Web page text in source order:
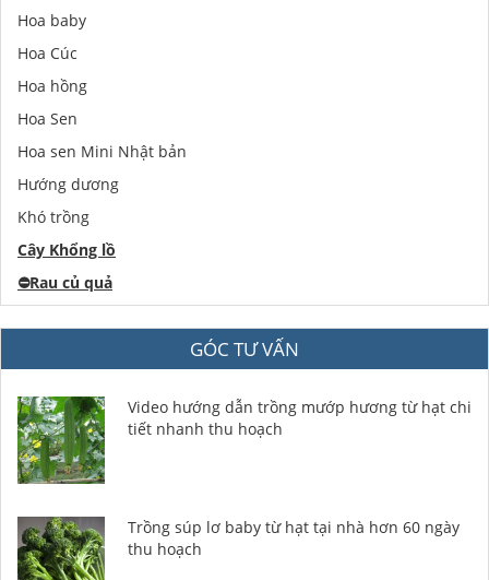
Hoa baby
Hoa Cúc
Hoa hồng
Hoa Sen
Hoa sen Mini Nhật bản
Hướng dương
Khó trồng
Cây Khổng lồ
⛔️Rau củ quả
GÓC TƯ VẤN
Video hướng dẫn trồng mướp hương từ hạt chi
tiết nhanh thu hoạch
Trồng súp lơ baby từ hạt tại nhà hơn 60 ngày
thu hoạch